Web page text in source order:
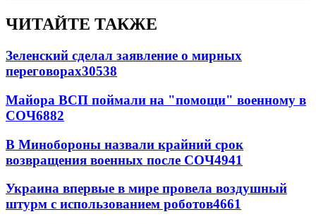
ЧИТАЙТЕ ТАКЖЕ
Зеленский сделал заявление о мирных
переговорах30538
Майора ВСП поймали на "помощи" военному в
СОЧ6882
В Минобороны назвали крайний срок
возвращения военных после СОЧ4941
Украина впервые в мире провела воздушный
штурм с использованием роботов4661